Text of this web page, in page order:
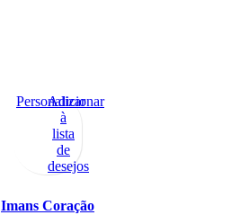
Personalizar
Adicionar
à
lista
de
desejos
Imans Coração